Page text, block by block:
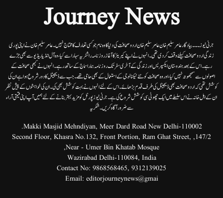
Journey News
جرنی نیوز۔۔۔بیاد گار عامر سلیم خان عامر سلیم خان اردوصحافت کی دنیا کاوہ نام جو کسی تعارف کا محتاج نہیں۔عامرسلیم خان نے اپنی پوری
زندگی اردوصحافت کیلئے وقف کردی تھی۔انہوں نے اپنے کیریئر کا آغاز روزنامہ راشٹریہ سہارا سے کیا،وہ آل انڈیا ریڈیوسے بھی جڑے
رہے۔ اس کے بعد ہندوستان ایکسپریس اور زندگی کے آخری سفر تک روزنامہ ہمارا سماج کے ساتھ رہے۔ انہوں نے کبھی صحافت کے
اصولوں سے سمجھوتہ نہیں کیا، اور وہ صحافت کو نئے ٹیکنالوجی کے استعمال کے بھی حامی تھے۔ جب سے ڈیجیٹل کا دور شروع ہوا ہے ان کی
کوشش تھی کہ اردو صحافت بھی ڈیجیٹل کی طرف قدم بڑھائے۔ اس کے لئے انہوں نے بہت کوشش بھی کی۔ ان کی خواہشوں کے پیش نظر
ان کے اہل خانہ نے اس سلسلے میں ایک چھوٹی سی کوشش شروع کی ہے۔جرنی نیوز پورٹل کو مزید بہتر بنانے کے لئے ہمیں آپ اپنی قیمتی آراء
سے ضرور آگاہ کریں۔شکریہ
Makki Masjid Mehndiyan, Meer Dard Road New Delhi-110002.
147/2, Second Floor, Khasra No.132, Front Portion, Ram Ghat Street,
Near - Umer Bin Khatab Mosque,
Wazirabad Delhi-110084, India
Contact No: 9868568465, 9312139025
Email: editorjourneynews@gmai